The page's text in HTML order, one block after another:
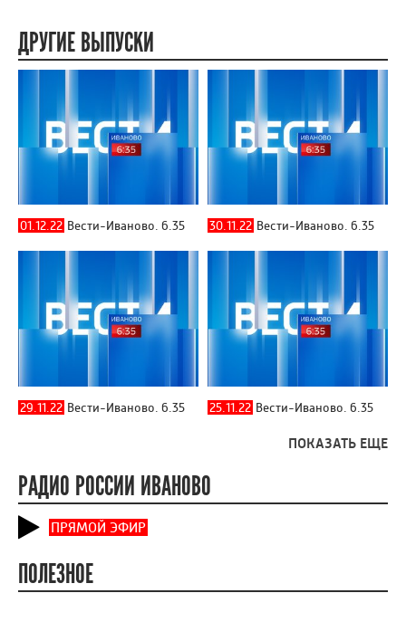
ДРУГИЕ ВЫПУСКИ
01.12.22 Вести-Иваново. 6.35 30.11.22 Вести-Иваново. 6.35
29.11.22 Вести-Иваново. 6.35 25.11.22 Вести-Иваново. 6.35
ПОКАЗАТЬ ЕЩЕ
РАДИО РОССИИ ИВАНОВО
ПРЯМОЙ ЭФИР
ПОЛЕЗНОЕ